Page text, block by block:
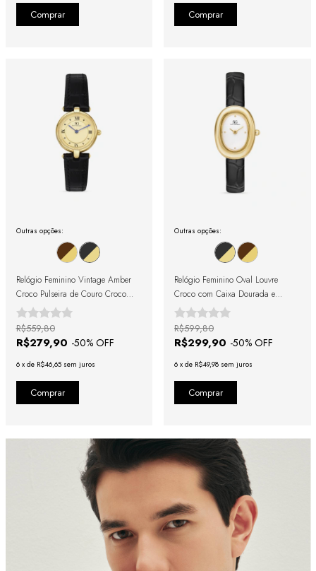
Outras opções:
Relógio Feminino Vintage Amber
Croco Pulseira de Couro Croco
Preto e Caixa Dourada com
Números Romanos
R$279,90 -50% OFF
R$559,80
6 x de R$46,65 sem juros
Outras opções:
Relógio Feminino Oval Louvre
Croco com Caixa Dourada e
Pulseira Preta
R$299,90 -50% OFF
R$599,80
6 x de R$49,98 sem juros